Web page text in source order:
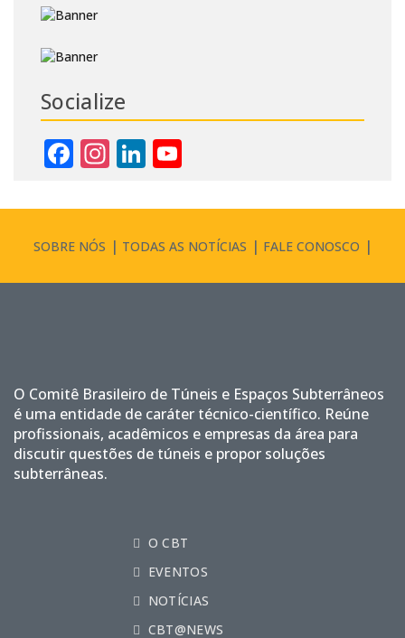
Socialize
Facebook
Instagram
LinkedIn
SOBRE NÓS TODAS AS NOTÍCIAS FALE CONOSCO
O Comitê Brasileiro de Túneis e Espaços Subterrâneos
é uma entidade de caráter técnico-científico. Reúne
profissionais, acadêmicos e empresas da área para
discutir questões de túneis e propor soluções
subterrâneas.
O CBT
EVENTOS
NOTÍCIAS
CBT@NEWS